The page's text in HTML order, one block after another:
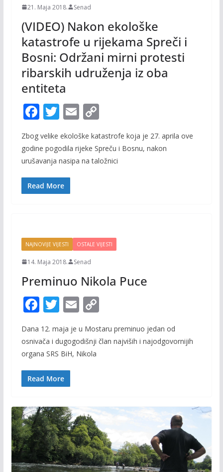
21. Maja 2018. Senad
(VIDEO) Nakon ekološke
katastrofe u rijekama Spreči i
Bosni: Održani mirni protesti
ribarskih udruženja iz oba
entiteta
F
ac
e
b
o
o
T
w
itt
er
E
m
ai
l
C
p
y
Zbog velike ekološke katastrofe koja je 27. aprila ove
godine pogodila rijeke Spreču i Bosnu, nakon
urušavanja nasipa na taložnici
Read More
NAJNOVIJE VIJESTI OSTALE VIJESTI
14. Maja 2018. Senad
Preminuo Nikola Puce
F
e
b
o
o
T
itt
er
E
ai
l
C
p
Dana 12. maja je u Mostaru preminuo jedan od
osnivača i dugogodišnji član najviših i najodgovornijih
organa SRS BiH, Nikola
Read More